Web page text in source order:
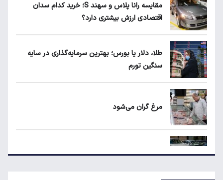
۱۹۰ واحد مسکن استیجاری آماده واگذاری به
مقایسه رانا پلاس و سهند S؛ خرید کدام سدان
اقتصادی ارزش بیشتری دارد؟
طلا، دلار یا بورس؛ بهترین سرمایه‌گذاری در سایه
سنگین تورم
مرغ گران می‌شود
ریزش قیمت خودرو چقدر احتمال دارد؟